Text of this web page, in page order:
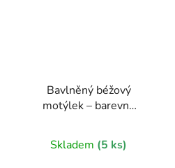
Bavlněný béžový
motýlek – barevné
Skladem (5 ks)